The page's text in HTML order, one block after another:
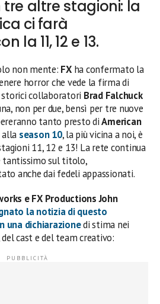
tre altre stagioni: la
ci farà
la 11, 12 e 13.
non mente: FXha confermato la
horror che vede la firma di
collaboratori Brad Falchuck
non per due, bensì per tre nuove
tanto presto diAmerican
season 10, la più vicina a noi, è
11, 12 e 13! La rete continua
tantissimo sul titolo,
anche dai fedeli appassionati.
e FX Productions John
la notizia di questo
una dichiarazionedi stima nei
cast e del team creativo: